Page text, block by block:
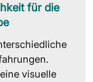
für die
visuelle